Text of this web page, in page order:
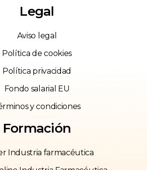
Legal
Aviso legal
Política de cookies
Política privacidad
Fondo salarial EU
y condiciones
Formación
Industria farmacéutica